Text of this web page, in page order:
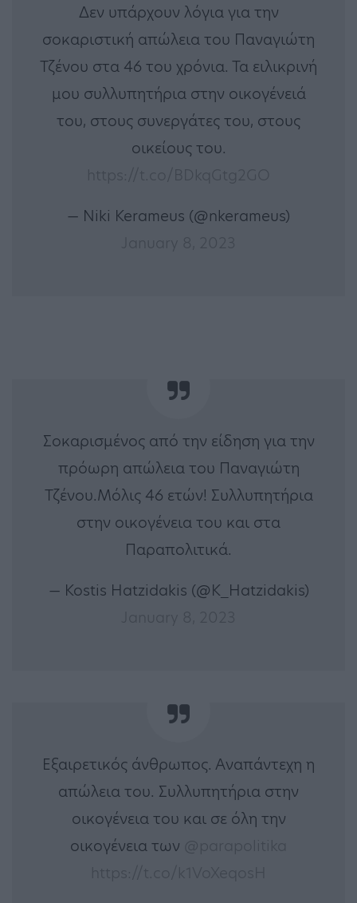
Δεν υπάρχουν λόγια για την
σοκαριστική απώλεια του Παναγιώτη
Τζένου στα 46 του χρόνια. Τα ειλικρινή
μου συλλυπητήρια στην οικογένειά
του, στους συνεργάτες του, στους
οικείους του.
— Niki Kerameus (@nkerameus)
Σοκαρισμένος από την είδηση για την
πρόωρη απώλεια του Παναγιώτη
Τζένου.Μόλις 46 ετών! Συλλυπητήρια
στην οικογένεια του και στα
Παραπολιτικά.
— Kostis Hatzidakis (@K_Hatzidakis)
Εξαιρετικός άνθρωπος. Αναπάντεχη η
απώλεια του. Συλλυπητήρια στην
οικογένεια του και σε όλη την
οικογένεια των